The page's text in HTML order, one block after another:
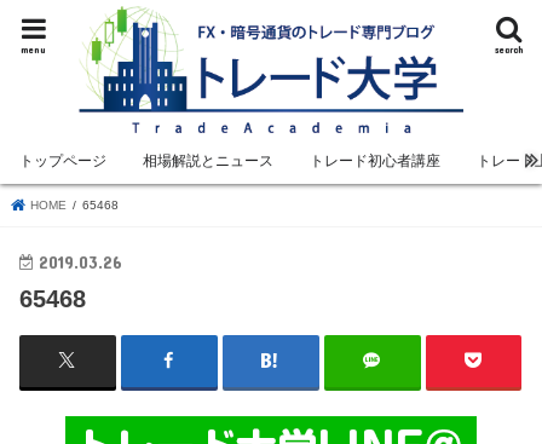
search
menu
トップページ 相場解説とニュース トレード初心者講座 トレード
HOME 65468
2019.03.26
65468